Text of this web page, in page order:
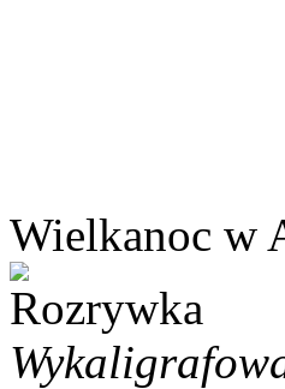
Wielkanoc w